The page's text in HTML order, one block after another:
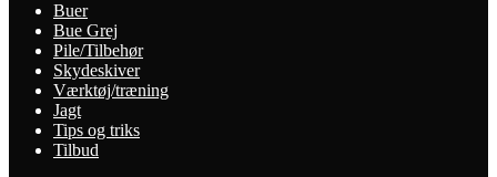
Buer
Bue Grej
Pile/Tilbehør
Skydeskiver
Værktøj/træning
Jagt
Tips og triks
Tilbud